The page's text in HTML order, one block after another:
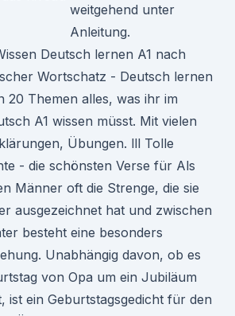
weitgehend unter
Anleitung.
Deutsch lernen A1 nach
Wortschatz - Deutsch lernen
20 Themen alles, was ihr im
A1 wissen müsst. Mit vielen
Übungen. lll Tolle
- die schönsten Verse für Als
Männer oft die Strenge, die sie
ausgezeichnet hat und zwischen
besteht eine besonders
Unabhängig davon, ob es
von Opa um ein Jubiläum
ist ein Geburtstagsgedicht für den